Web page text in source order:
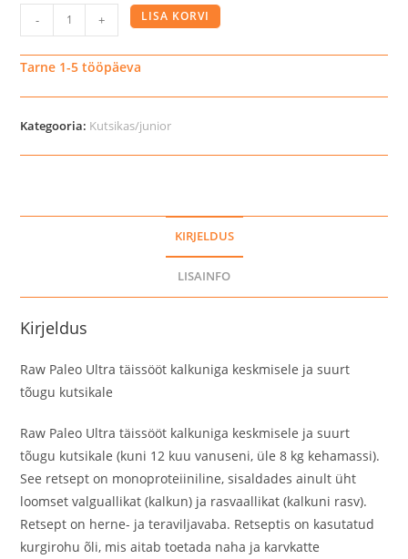
Paleo
Ultra
keskmisele
ja
kutsikale,
- + LISA KORVI
Tarne 1-5 tööpäeva
Kategooria: Kutsikas/junior
KIRJELDUS
LISAINFO
Kirjeldus
Raw Paleo Ultra täissööt kalkuniga keskmisele ja suurt
tõugu kutsikale
Raw Paleo Ultra täissööt kalkuniga keskmisele ja suurt
tõugu kutsikale (kuni 12 kuu vanuseni, üle 8 kg kehamassi).
See retsept on monoproteiiniline, sisaldades ainult üht
loomset valguallikat (kalkun) ja rasvaallikat (kalkuni rasv).
Retsept on herne- ja teraviljavaba. Retseptis on kasutatud
kurgirohu õli, mis aitab toetada naha ja karvkatte